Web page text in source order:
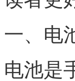
一、电
电池是